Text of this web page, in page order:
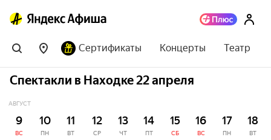
Сертификаты Концерты Театр
Спектакли в Находке 22 апреля
АВГУСТ
9
ВС
10
ПН
11
ВТ
12
СР
13
ЧТ
14
ПТ
15
СБ
16
ВС
17
ПН
18
ВТ